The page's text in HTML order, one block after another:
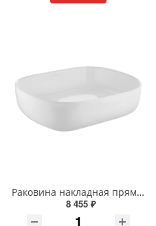
Раковина накладная прямоугольная Wonzon & Woghand TAHOE WW-RN41286-GW белая глянцевая
8 455 ₽